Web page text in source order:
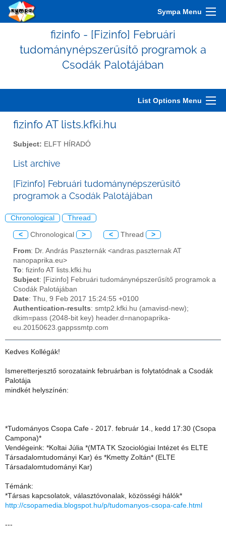
Sympa Menu
fizinfo - [Fizinfo] Februári
tudománynépszerűsítő programok a
Csodák Palotájában
List Options Menu
fizinfo AT lists.kfki.hu
Subject: ELFT HÍRADÓ
List archive
[Fizinfo] Februári tudománynépszerűsítő
programok a Csodák Palotájában
Chronological Thread
< Chronological > < Thread >
From: Dr. András Paszternák <andras.paszternak AT
nanopaprika.eu>
To: fizinfo AT lists.kfki.hu
Subject: [Fizinfo] Februári tudománynépszerűsítő programok a
Csodák Palotájában
Date: Thu, 9 Feb 2017 15:24:55 +0100
Authentication-results: smtp2.kfki.hu (amavisd-new);
dkim=pass (2048-bit key) header.d=nanopaprika-
eu.20150623.gappssmtp.com
Kedves Kollégák!
Ismeretterjesztő sorozataink februárban is folytatódnak a Csodák
Palotája
mindkét helyszínén:
*Tudományos Csopa Cafe - 2017. február 14., kedd 17:30 (Csopa
Campona)*
Vendégeink: *Koltai Júlia *(MTA TK Szociológiai Intézet és ELTE
Társadalomtudományi Kar) és *Kmetty Zoltán* (ELTE
Társadalomtudományi Kar)
Témánk:
*Társas kapcsolatok, választóvonalak, közösségi hálók*
http://csopamedia.blogspot.hu/p/tudomanyos-csopa-cafe.html
---